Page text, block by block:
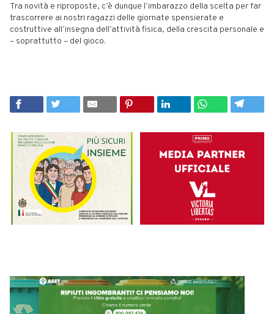
Tra novità e riproposte, c’è dunque l’imbarazzo della scelta per far
trascorrere ai nostri ragazzi delle giornate spensierate e
costruttive all’insegna dell’attività fisica, della crescita personale e
– soprattutto – del gioco.